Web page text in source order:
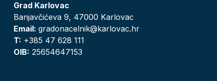
Grad Karlovac
Banjavčićeva 9, 47000 Karlovac
Email: gradonacelnik@karlovac.hr
T: +385 47 628 111
OIB: 25654647153